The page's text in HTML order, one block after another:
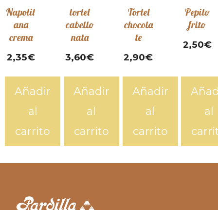
Napolit
ana
crema
2,35€
Añadir
al
carrito
tortel
cabello
nata
3,60€
Añadir
al
carrito
Tortel
chocola
te
2,90€
Añadir
al
carrito
Pepito
frito
2,50€
al